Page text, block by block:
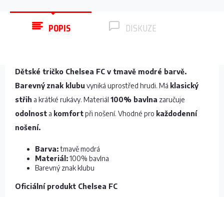
POPIS DISKUZE
Dětské tričko Chelsea FC v tmavě modré barvě.
Barevný znak klubu vyniká uprostřed hrudi. Má klasický
střih a krátké rukávy. Materiál 100% bavlna zaručuje
odolnost a komfortpři nošení. Vhodné pro každodenní
nošení.
Barva:tmavě modrá
Materiál:100% bavlna
Barevný znak klubu
Oficiální produkt Chelsea FC